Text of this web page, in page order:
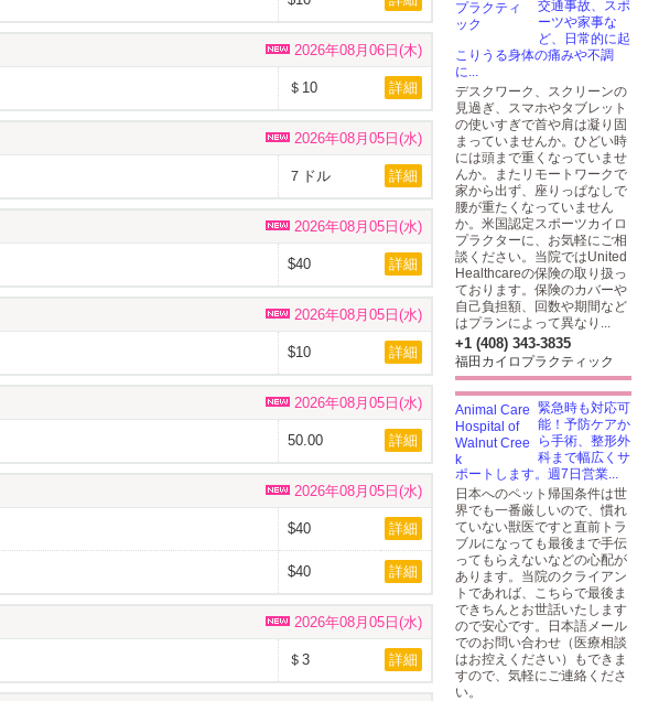
2026年08月06日(木)
＄10 詳細
2026年08月05日(水)
７ドル 詳細
2026年08月05日(水)
$40 詳細
2026年08月05日(水)
$10 詳細
2026年08月05日(水)
50.00 詳細
2026年08月05日(水)
$40 詳細
$40 詳細
2026年08月05日(水)
＄3 詳細
交通事故、スポ
ーツや家事な
ど、日常的に起
こりうる身体の痛みや不調
に...
デスクワーク、スクリーンの
見過ぎ、スマホやタブレット
の使いすぎで首や肩は凝り固
まっていませんか。ひどい時
には頭まで重くなっていませ
んか。またリモートワークで
家から出ず、座りっぱなしで
腰が重たくなっていません
か。米国認定スポーツカイロ
プラクターに、お気軽にご相
談ください。当院ではUnited
Healthcareの保険の取り扱っ
ております。保険のカバーや
自己負担額、回数や期間など
はプランによって異なり...
+1 (408) 343-3835
福田カイロプラクティック
緊急時も対応可
能！予防ケアか
ら手術、整形外
科まで幅広くサ
ポートします。週7日営業...
日本へのペット帰国条件は世
界でも一番厳しいので、慣れ
ていない獣医ですと直前トラ
ブルになっても最後まで手伝
ってもらえないなどの心配が
あります。当院のクライアン
トであれば、こちらで最後ま
できちんとお世話いたします
ので安心です。日本語メール
でのお問い合わせ（医療相談
はお控えください）もできま
すので、気軽にご連絡くださ
い。